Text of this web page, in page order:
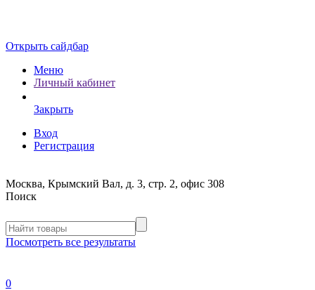
Открыть сайдбар
Меню
Личный кабинет
Закрыть
Вход
Регистрация
Москва, Крымский Вал, д. 3, стр. 2, офис 308
Поиск
Посмотреть все результаты
0